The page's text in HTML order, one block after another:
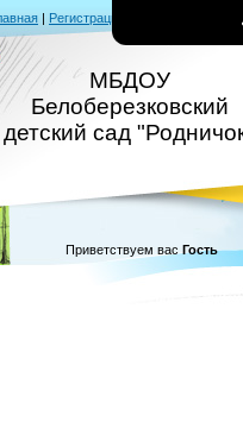
| Регистрация
МБДОУ
Белоберезковский
детский сад
Приветствуем вас Гость